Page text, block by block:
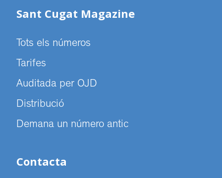
Sant Cugat Magazine
Tots els números
Tarifes
Auditada per OJD
Distribució
Demana un número antic
Contacta